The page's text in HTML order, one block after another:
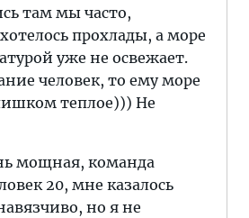
там мы часто,
прохлады, а море
уже не освежает.
человек, то ему море
теплое))) Не
мощная, команда
20, мне казалось
но я не